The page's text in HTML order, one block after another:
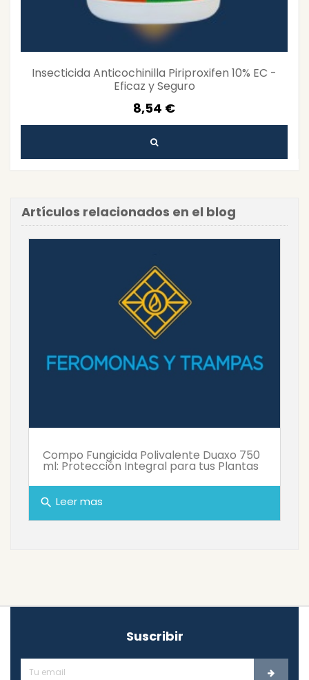
Insecticida Anticochinilla Piriproxifen 10% EC -
Eficaz y Seguro
8,54 €
Artículos relacionados en el blog
Compo Fungicida Polivalente Duaxo 750
ml: Protección Integral para tus Plantas
search Leer mas
Suscribir